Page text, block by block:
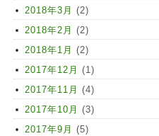
2018年3月 (2)
2018年2月 (2)
2018年1月 (2)
2017年12月 (1)
2017年11月 (4)
2017年10月 (3)
2017年9月 (5)